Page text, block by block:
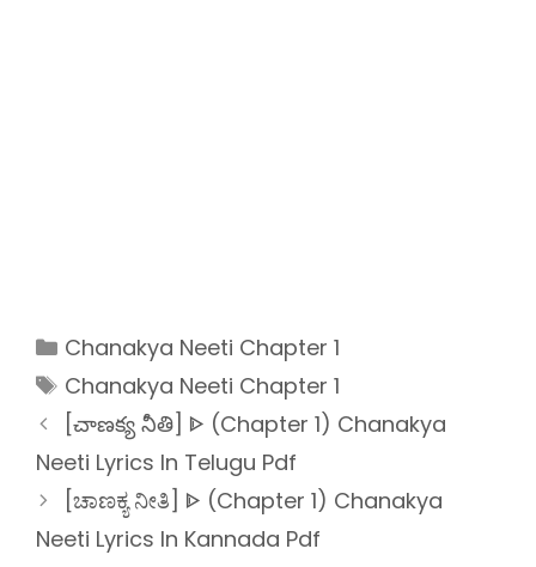
Categories
Chanakya Neeti Chapter 1
Tags
Chanakya Neeti Chapter 1
[చాణక్య నీతి] ᐈ (Chapter 1) Chanakya
Neeti Lyrics In Telugu Pdf
[ಚಾಣಕ್ಯ ನೀತಿ] ᐈ (Chapter 1) Chanakya
Neeti Lyrics In Kannada Pdf